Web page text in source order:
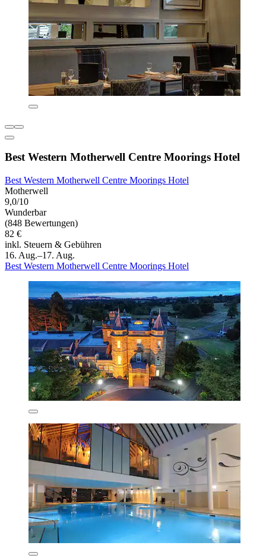
Best Western Motherwell Centre Moorings Hotel
Best Western Motherwell Centre Moorings Hotel
Motherwell
9,0/10
Wunderbar
(848 Bewertungen)
82 €
inkl. Steuern & Gebühren
16. Aug.–17. Aug.
Best Western Motherwell Centre Moorings Hotel